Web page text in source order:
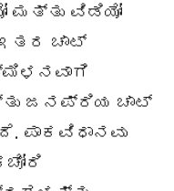
ಮತ್ತು ವಿಡಿಯೋ
ಚಾಟ್
ಜನಪ್ರಿಯ ಚಾಟ್
ಪಾಕವಿಧಾನವು